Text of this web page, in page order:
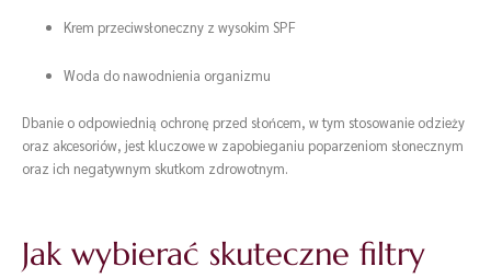
Krem przeciwsłoneczny z wysokim SPF
Woda do nawodnienia organizmu
Dbanie o odpowiednią ochronę przed słońcem, w tym stosowanie odzieży
oraz akcesoriów, jest kluczowe w zapobieganiu poparzeniom słonecznym
oraz ich negatywnym skutkom zdrowotnym.
Jak wybierać skuteczne filtry